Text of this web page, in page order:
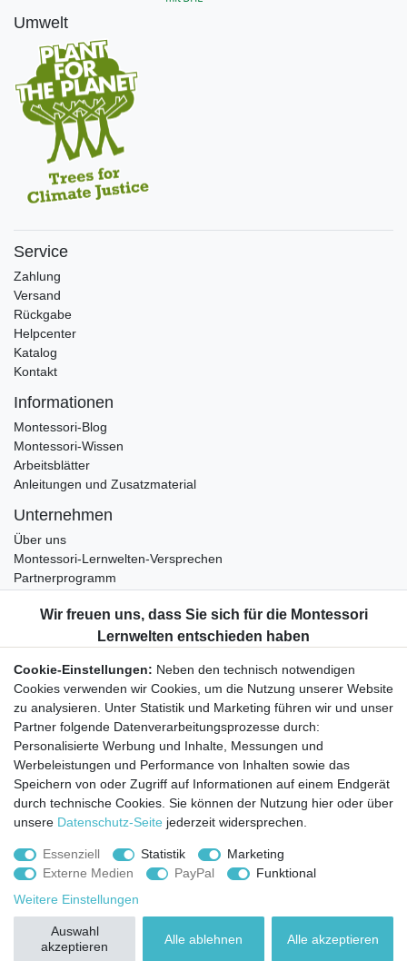
Umwelt
Service
Zahlung
Versand
Rückgabe
Helpcenter
Katalog
Kontakt
Informationen
Montessori-Blog
Montessori-Wissen
Arbeitsblätter
Anleitungen und Zusatzmaterial
Unternehmen
Über uns
Montessori-Lernwelten-Versprechen
Partnerprogramm
Bestellung widerrufen
Datenschutzerklärung
AGB
Impressum
Aktuelles rund um Montessori-Materialien und
Montessori-Pädagogik.
Kostenfreie wöchentliche Infos
Hiermit bestätige ich, dass ich dieDaten­schutz­erklärunggelesen habe. Sie
Abonnieren
© Copyright 2026 | Alle Rechte vorbehalten.
Cookie-Einstellungen: Neben den technisch notwendigen
Cookies verwenden wir Cookies, um die Nutzung unserer Website
zu analysieren. Unter Statistik und Marketing führen wir und unser
Partner folgende Datenverarbeitungsprozesse durch:
Personalisierte Werbung und Inhalte, Messungen und
Werbeleistungen und Performance von Inhalten sowie das
Speichern von oder Zugriff auf Informationen auf einem Endgerät
durch technische Cookies. Sie können der Nutzung hier oder über
unsere Datenschutz-Seite jederzeit widersprechen.
Essenziell Statistik
Marketing
Externe Medien
PayPal
Funktional
Weitere Einstellungen
Alle akzeptieren
Alle ablehnen
Auswahl
akzeptieren